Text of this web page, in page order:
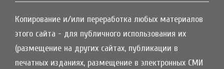
Копирование и/или переработка любых материалов
этого сайта - для публичного использования их
(размещение на других сайтах, публикации в
печатных изданиях, размещение в электронных СМИ